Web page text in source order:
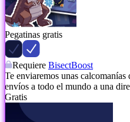
Pegatinas gratis
Requiere BisectBoost
Te enviaremos unas
envíos a todo el mundo a una
Gratis